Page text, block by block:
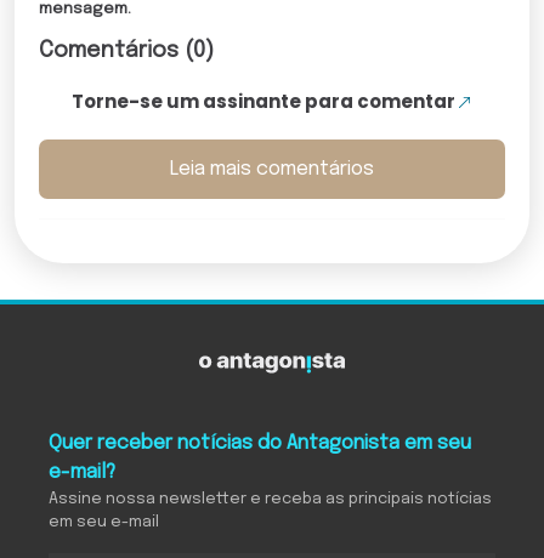
mensagem.
Comentários (0)
Torne-se um assinante para comentar
Leia mais comentários
Quer receber notícias do Antagonista em seu
e-mail?
Assine nossa newsletter e receba as principais notícias
em seu e-mail